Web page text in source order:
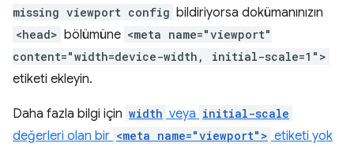
missing viewport config bildiriyorsa dokümanınızın
<head> bölümüne <meta name="viewport"
content="width=device-width, initial-scale=1">
etiketi ekleyin.
Daha fazla bilgi için width veya initial-scale
değerleri olan bir <meta name="viewport"> etiketi yok